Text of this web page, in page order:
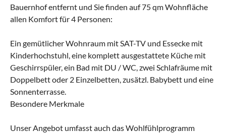
Bauernhof entfernt und Sie finden auf 75 qm Wohnfläche
allen Komfort für 4 Personen:
Ein gemütlicher Wohnraum mit SAT-TV und Essecke mit
Kinderhochstuhl, eine komplett ausgestattete Küche mit
Geschirrspüler, ein Bad mit DU / WC, zwei Schlafräume mit
Doppelbett oder 2 Einzelbetten, zusätzl. Babybett und eine
Sonnenterrasse.
Besondere Merkmale
Unser Angebot umfasst auch das Wohlfühlprogramm